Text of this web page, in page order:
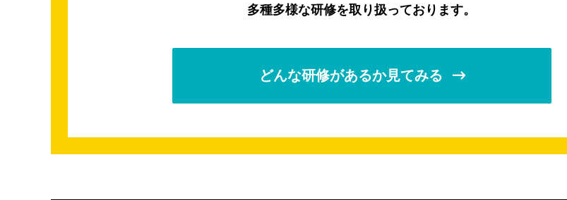
多種多様な研修を取り扱っております。
どんな研修があるか見てみる